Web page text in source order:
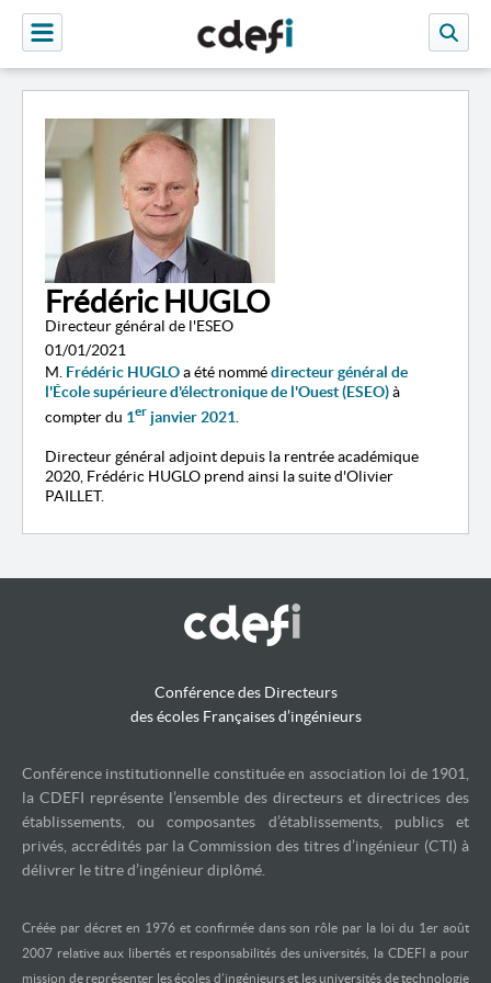
Frédéric HUGLO
Directeur général de l'ESEO
01/01/2021
M. Frédéric HUGLOa été nommédirecteur général de
l'École supérieure d'électronique de l'Ouest (ESEO)à
compter du 1er janvier 2021
Directeur général adjoint depuis la rentrée académique
2020, Frédéric HUGLO prend ainsi la suite d'Olivier
PAILLET.
Conférence des Directeurs
des écoles Françaises d’ingénieurs
Conférence institutionnelle constituée en association loi de 1901,
la CDEFI représente l’ensemble des directeurs et directrices des
établissements, ou composantes d’établissements, publics et
privés, accrédités par la Commission des titres d’ingénieur (CTI) à
délivrer le titre d’ingénieur diplômé.
Créée par décret en 1976 et confirmée dans son rôle par la loi du 1er août
2007 relative aux libertés et responsabilités des universités, la CDEFI a pour
mission de représenter les écoles d’ingénieurs et les universités de technologie